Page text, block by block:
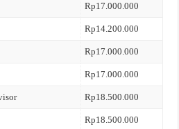
Rp17.000.000
Rp14.200.000
Rp17.000.000
Rp17.000.000
Rp18.500.000
Rp18.500.000